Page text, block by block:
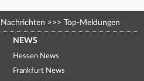
Nachrichten >>> Top-Meldungen
NEWS
Hessen News
Frankfurt News